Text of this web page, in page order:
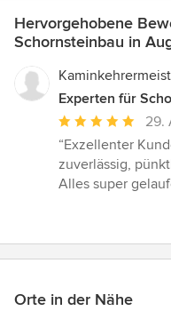
Hervorgehobene
Schornsteinbau in
Experten für
Durchschnittliche
Bewertung:
5
von
29.
“Exzellenter
zuverlässig,
Alles super
Orte in der Nähe